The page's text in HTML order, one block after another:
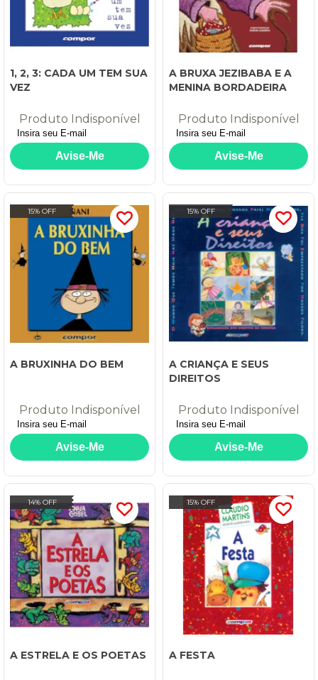
1, 2, 3: CADA UM TEM SUA
VEZ
Produto Indisponível
A BRUXA JEZIBABA E A
MENINA BORDADEIRA
Produto Indisponível
15% OFF
A BRUXINHA DO BEM
Produto Indisponível
15% OFF
A CRIANÇA E SEUS
DIREITOS
Produto Indisponível
14% OFF
A ESTRELA E OS POETAS
15% OFF
A FESTA